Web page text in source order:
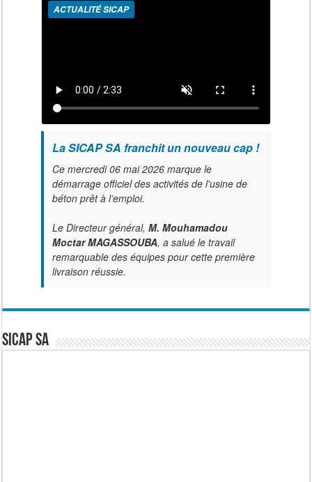
ACTUALITÉ SICAP
La SICAP SA franchit un nouveau cap !
Ce mercredi 06 mai 2026 marque le
démarrage officiel des activités de l'usine de
béton prêt à l’emploi.
Le Directeur général, M. Mouhamadou
Moctar MAGASSOUBA, a salué le travail
remarquable des équipes pour cette première
livraison réussie.
SICAP SA